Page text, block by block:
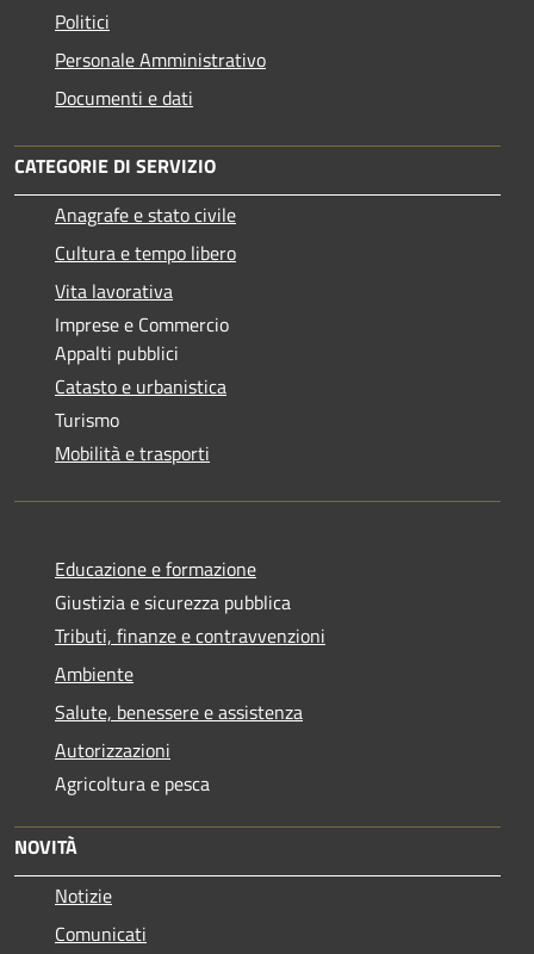
Politici
Personale Amministrativo
Documenti e dati
CATEGORIE DI SERVIZIO
Anagrafe e stato civile
Cultura e tempo libero
Vita lavorativa
Imprese e Commercio
Appalti pubblici
Catasto e urbanistica
Turismo
Mobilità e trasporti
Educazione e formazione
Giustizia e sicurezza pubblica
Tributi, finanze e contravvenzioni
Ambiente
Salute, benessere e assistenza
Autorizzazioni
Agricoltura e pesca
NOVITÀ
Notizie
Comunicati